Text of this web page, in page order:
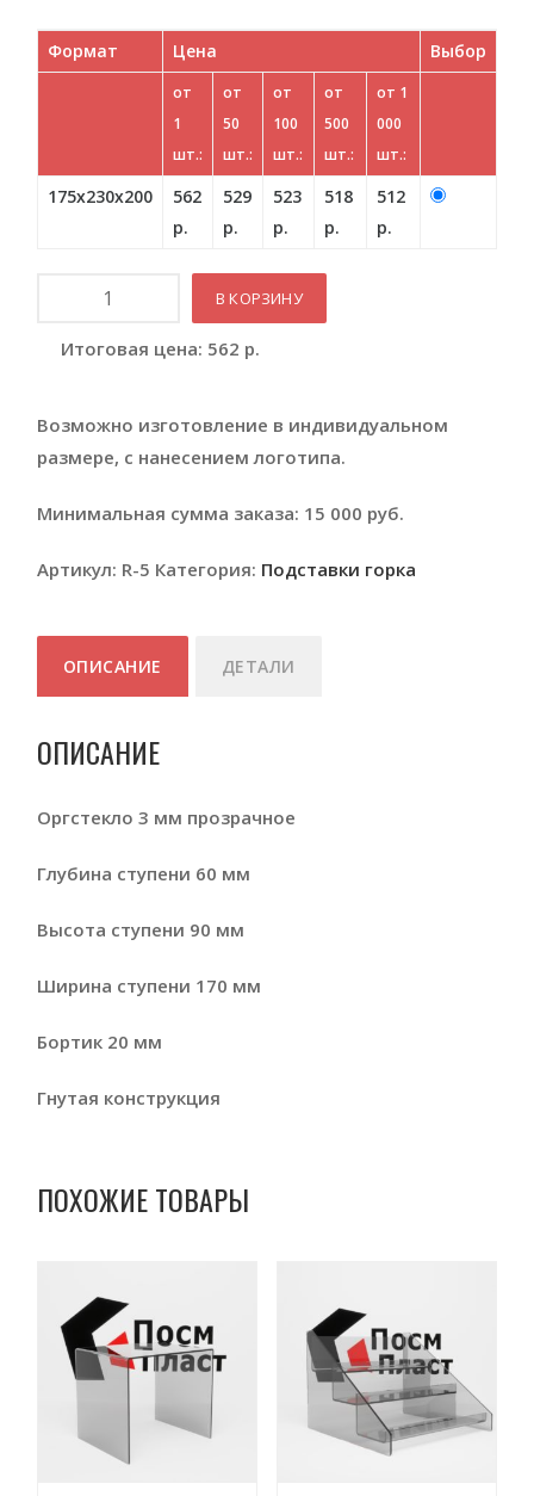
Формат Цена Выбор
от
1
шт.:
от
50
шт.:
от
100
шт.:
от
500
шт.:
от 1
000
шт.:
175х230х200
562
р.
529
р.
523
р.
518
р.
512
р.
Количество В КОРЗИНУ
Итоговая цена: 562 р.
Возможно изготовление в индивидуальном
размере, с нанесением логотипа.
Минимальная сумма заказа: 15 000 руб.
Артикул: R-5 Категория: Подставки горка
ОПИСАНИЕ ДЕТАЛИ
ОПИСАНИЕ
Оргстекло 3 мм прозрачное
Глубина ступени 60 мм
Высота ступени 90 мм
Ширина ступени 170 мм
Бортик 20 мм
Гнутая конструкция
ПОХОЖИЕ ТОВАРЫ